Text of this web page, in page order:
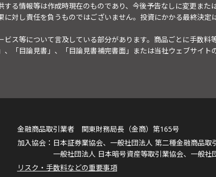
る情報等は作成時現在のものであり、今後予告なしに変更また
対し責任を負うものではございません。投資にかかる最終決
ス等について言及している部分があります。商品ごとに手数料
、「目論見書」、「目論見書補完書面」または当社ウェブサイト
金融商品取引業者 関東財務局長（金商）第165号
日本証券業協会、一般社団法人 第二種金融商品取
一般社団法人 日本暗号資産等取引業協会、一般社
リスク・手数料などの重要事項